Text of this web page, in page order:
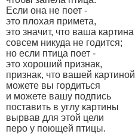
Если она не поет -
это плохая примета,
это значит, что ваша картина
совсем никуда не годится;
но если птица поет -
это хороший признак,
признак, что вашей картиной
можете вы гордиться
и можете вашу подпись
поставить в углу картины
вырвав для этой цели
перо у поющей птицы.